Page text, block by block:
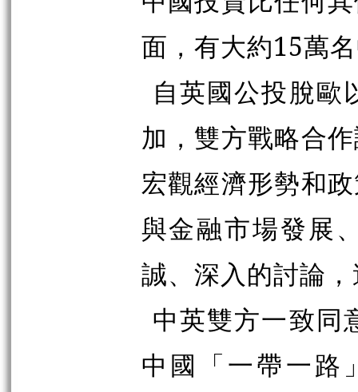
面，有大約15萬
自英國公投脫歐
加，雙方戰略合
宏觀經濟形勢和
與金融市場發展
誠、深入的討論
中英雙方一致同
中國「一帶一路